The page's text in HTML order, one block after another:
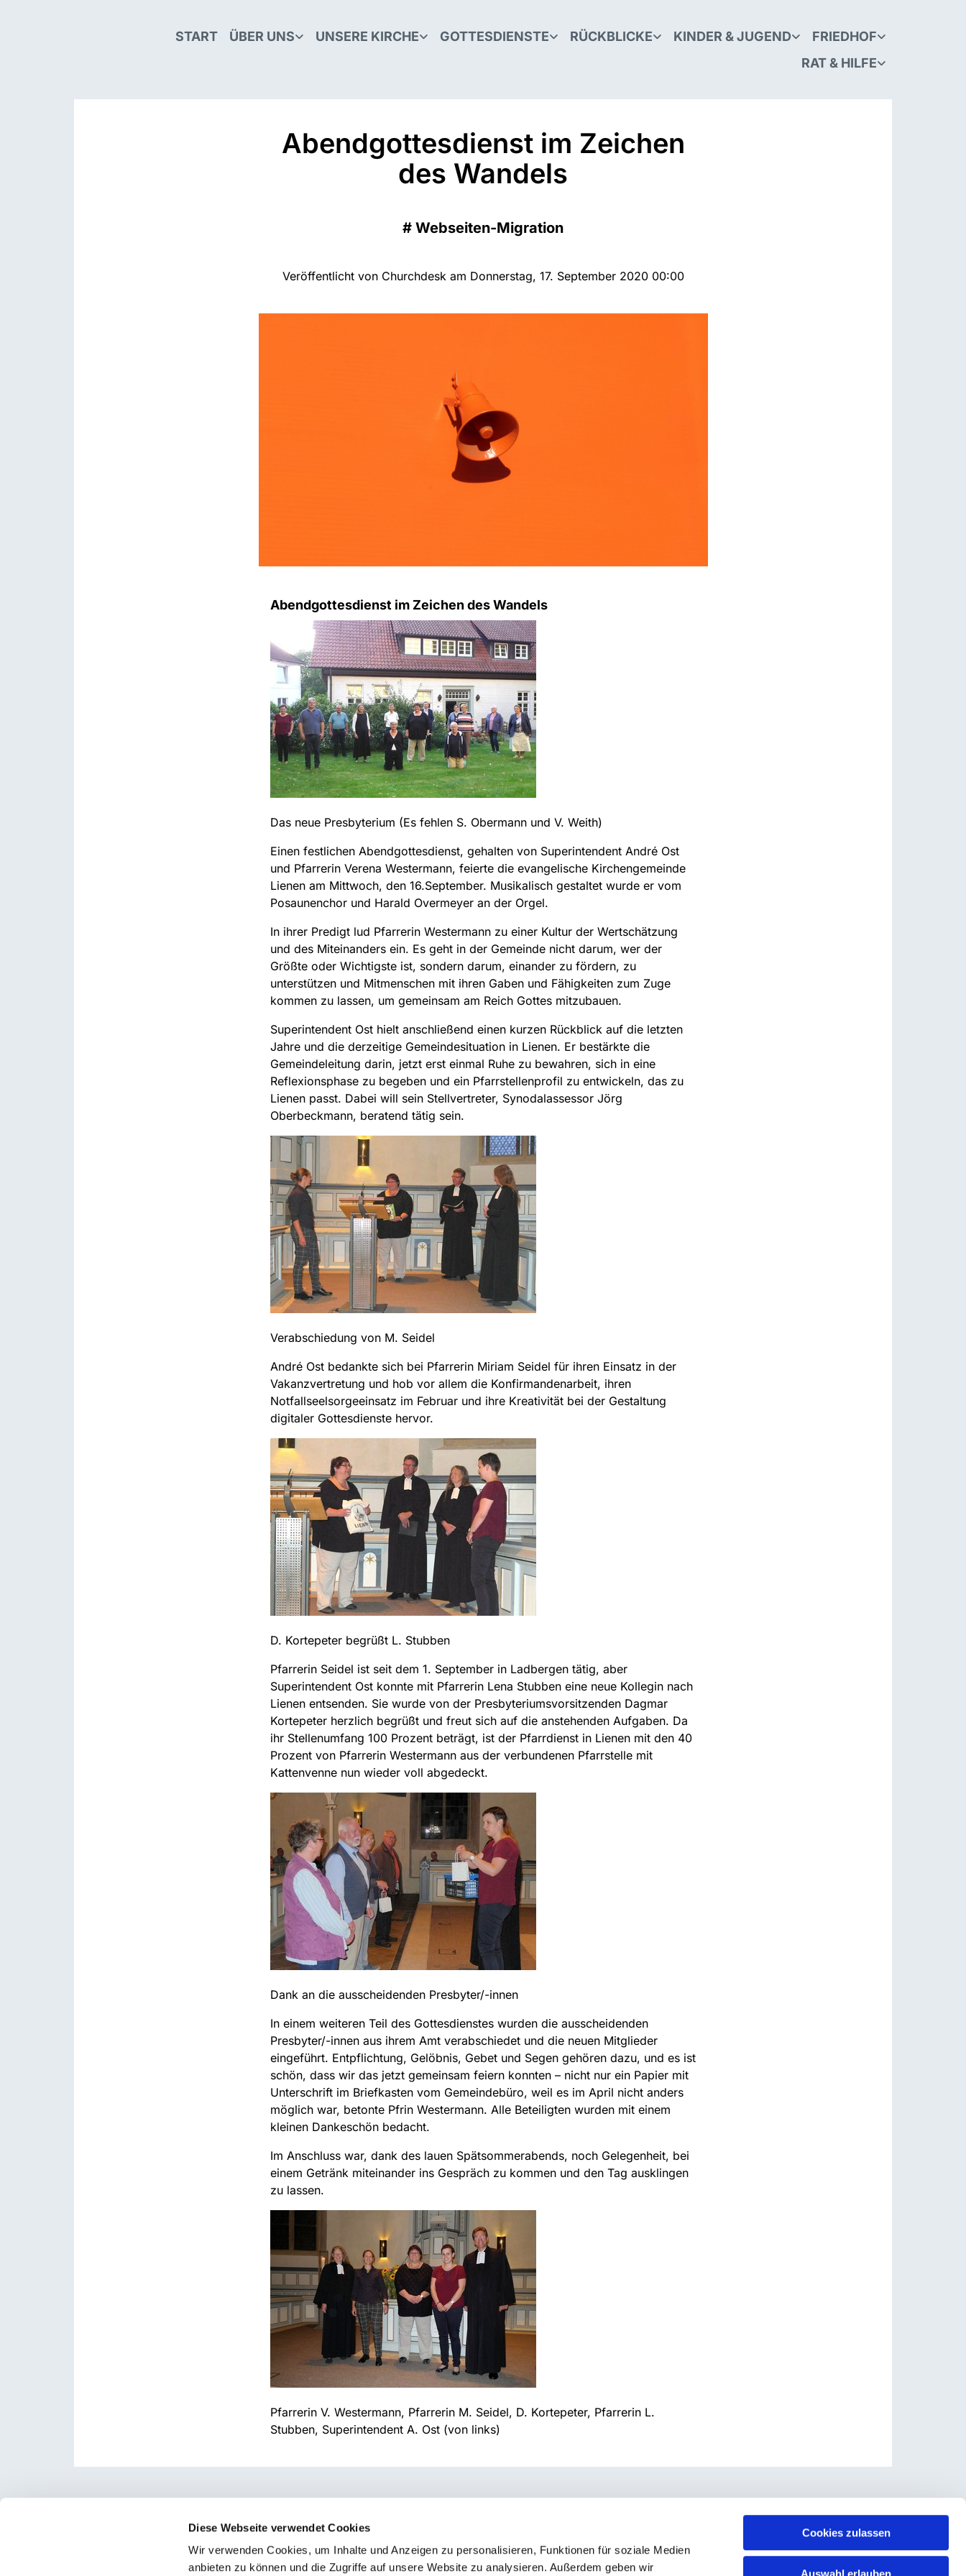
Diese Webseite verwendet Cookies
Wir verwenden Cookies, um Inhalte und Anzeigen zu personalisieren, Funktionen für soziale Medien
anbieten zu können und die Zugriffe auf unsere Website zu analysieren. Außerdem geben wir
Cookies zulassen
Auswahl erlauben
START ÜBER UNS UNSERE KIRCHE GOTTESDIENSTE RÜCKBLICKE KINDER & JUGEND
FRIEDHOF
RAT & HILFE
Abendgottesdienst im Zeichen
des Wandels
# Webseiten-Migration
Veröffentlicht von Churchdesk am Donnerstag, 17. September 2020 00:00
Abendgottesdienst im Zeichen des Wandels
Das neue Presbyterium (Es fehlen S. Obermann und V. Weith)
Einen festlichen Abendgottesdienst, gehalten von Superintendent André Ost
und Pfarrerin Verena Westermann, feierte die evangelische Kirchengemeinde
Lienen am Mittwoch, den 16.September. Musikalisch gestaltet wurde er vom
Posaunenchor und Harald Overmeyer an der Orgel.
In ihrer Predigt lud Pfarrerin Westermann zu einer Kultur der Wertschätzung
und des Miteinanders ein. Es geht in der Gemeinde nicht darum, wer der
Größte oder Wichtigste ist, sondern darum, einander zu fördern, zu
unterstützen und Mitmenschen mit ihren Gaben und Fähigkeiten zum Zuge
kommen zu lassen, um gemeinsam am Reich Gottes mitzubauen.
Superintendent Ost hielt anschließend einen kurzen Rückblick auf die letzten
Jahre und die derzeitige Gemeindesituation in Lienen. Er bestärkte die
Gemeindeleitung darin, jetzt erst einmal Ruhe zu bewahren, sich in eine
Reflexionsphase zu begeben und ein Pfarrstellenprofil zu entwickeln, das zu
Lienen passt. Dabei will sein Stellvertreter, Synodalassessor Jörg
Oberbeckmann, beratend tätig sein.
Verabschiedung von M. Seidel
André Ost bedankte sich bei Pfarrerin Miriam Seidel für ihren Einsatz in der
Vakanzvertretung und hob vor allem die Konfirmandenarbeit, ihren
Notfallseelsorgeeinsatz im Februar und ihre Kreativität bei der Gestaltung
digitaler Gottesdienste hervor.
D. Kortepeter begrüßt L. Stubben
Pfarrerin Seidel ist seit dem 1. September in Ladbergen tätig, aber
Superintendent Ost konnte mit Pfarrerin Lena Stubben eine neue Kollegin nach
Lienen entsenden. Sie wurde von der Presbyteriumsvorsitzenden Dagmar
Kortepeter herzlich begrüßt und freut sich auf die anstehenden Aufgaben. Da
ihr Stellenumfang 100 Prozent beträgt, ist der Pfarrdienst in Lienen mit den 40
Prozent von Pfarrerin Westermann aus der verbundenen Pfarrstelle mit
Kattenvenne nun wieder voll abgedeckt.
Dank an die ausscheidenden Presbyter/-innen
In einem weiteren Teil des Gottesdienstes wurden die ausscheidenden
Presbyter/-innen aus ihrem Amt verabschiedet und die neuen Mitglieder
eingeführt. Entpflichtung, Gelöbnis, Gebet und Segen gehören dazu, und es ist
schön, dass wir das jetzt gemeinsam feiern konnten – nicht nur ein Papier mit
Unterschrift im Briefkasten vom Gemeindebüro, weil es im April nicht anders
möglich war, betonte Pfrin Westermann. Alle Beteiligten wurden mit einem
kleinen Dankeschön bedacht.
Im Anschluss war, dank des lauen Spätsommerabends, noch Gelegenheit, bei
einem Getränk miteinander ins Gespräch zu kommen und den Tag ausklingen
zu lassen.
Pfarrerin V. Westermann, Pfarrerin M. Seidel, D. Kortepeter, Pfarrerin L.
Stubben, Superintendent A. Ost (von links)